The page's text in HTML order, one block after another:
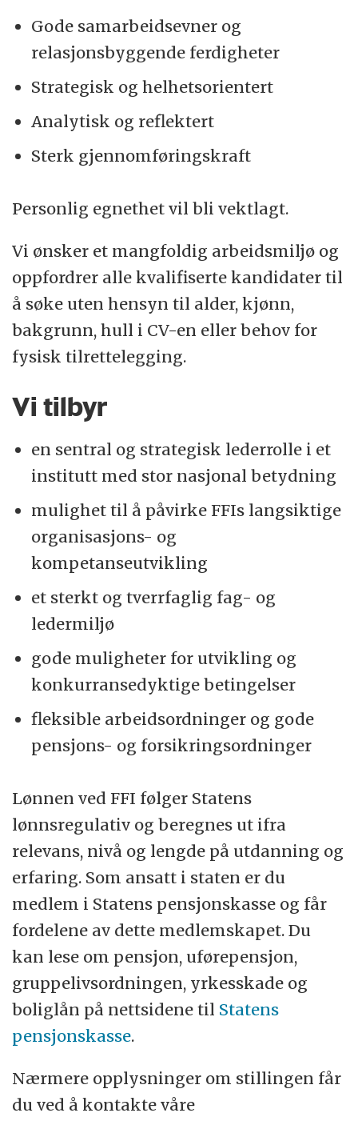
Gode samarbeidsevner og
relasjonsbyggende ferdigheter
Strategisk og helhetsorientert
Analytisk og reflektert
Sterk gjennomføringskraft
Personlig egnethet vil bli vektlagt.
Vi ønsker et mangfoldig arbeidsmiljø og
oppfordrer alle kvalifiserte kandidater til
å søke uten hensyn til alder, kjønn,
bakgrunn, hull i CV-en eller behov for
fysisk tilrettelegging.
Vi tilbyr
en sentral og strategisk lederrolle i et
institutt med stor nasjonal betydning
mulighet til å påvirke FFIs langsiktige
organisasjons- og
kompetanseutvikling
et sterkt og tverrfaglig fag- og
ledermiljø
gode muligheter for utvikling og
konkurransedyktige betingelser
fleksible arbeidsordninger og gode
pensjons- og forsikringsordninger
Lønnen ved FFI følger Statens
lønnsregulativ og beregnes ut ifra
relevans, nivå og lengde på utdanning og
erfaring. Som ansatt i staten er du
medlem i Statens pensjonskasse og får
fordelene av dette medlemskapet. Du
kan lese om pensjon, uførepensjon,
gruppelivsordningen, yrkesskade og
boliglån på nettsidene til Statens
pensjonskasse.
Nærmere opplysninger om stillingen får
du ved å kontakte våre